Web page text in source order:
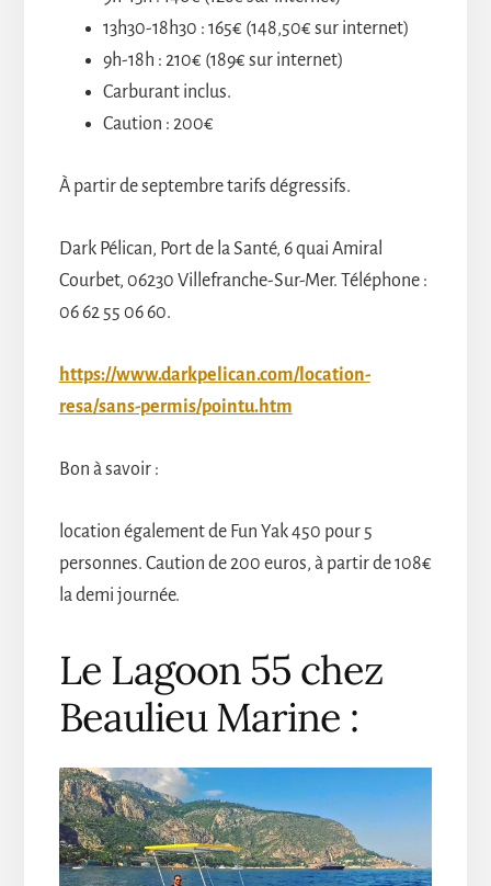
13h30-18h30 : 165€ (148,50€ sur internet)
9h-18h : 210€ (189€ sur internet)
Carburant inclus.
Caution : 200€
À partir de septembre tarifs dégressifs.
Dark Pélican, Port de la Santé, 6 quai Amiral
Courbet, 06230 Villefranche-Sur-Mer. Téléphone :
06 62 55 06 60.
https://www.darkpelican.com/location-
resa/sans-permis/pointu.htm
Bon à savoir :
location également de Fun Yak 450 pour 5
personnes. Caution de 200 euros, à partir de 108€
la demi journée.
Le Lagoon 55 chez
Beaulieu Marine :